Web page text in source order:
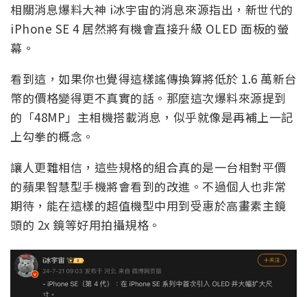
相關消息爆料大神 i冰宇宙的消息來源指出，新世代的
iPhone SE 4 居然將有機會直接升級 OLED 面板的螢
幕。
看到這，如果你也覺得這樣謠傳換算將低於 1.6 萬新台
幣的價格變得更不真實的話。那麼這次爆料來源提到
的「48MP」主相機搭載消息，似乎就像是再補上一記
上勾拳的概念。
讓人更難相信，這些規格的組合真的是一台相對平價
的蘋果智慧型手機將會看到的改進。不過個人也非常
期待，能在這樣的超值機型中用到受惠於高畫素主鏡
頭的 2x 鏡等好用拍攝規格。